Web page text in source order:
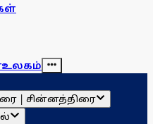
உலகம்
| சின்னத்திரை